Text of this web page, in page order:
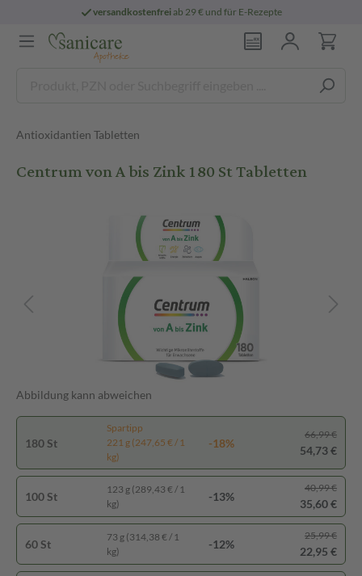
versandkostenfreiab 29 € und für E-Rezepte
Antioxidantien Tabletten
Centrum von A bis Zink 180 St Tabletten
Abbildung kann abweichen
180 St
Spartipp
221 g (247,65 € / 1
kg)
-18%
66,99 €
54,73 €
100 St
123 g (289,43 € / 1
kg)
-13%
40,99 €
35,60 €
60 St
73 g (314,38 € / 1
kg)
-12%
25,99 €
22,95 €